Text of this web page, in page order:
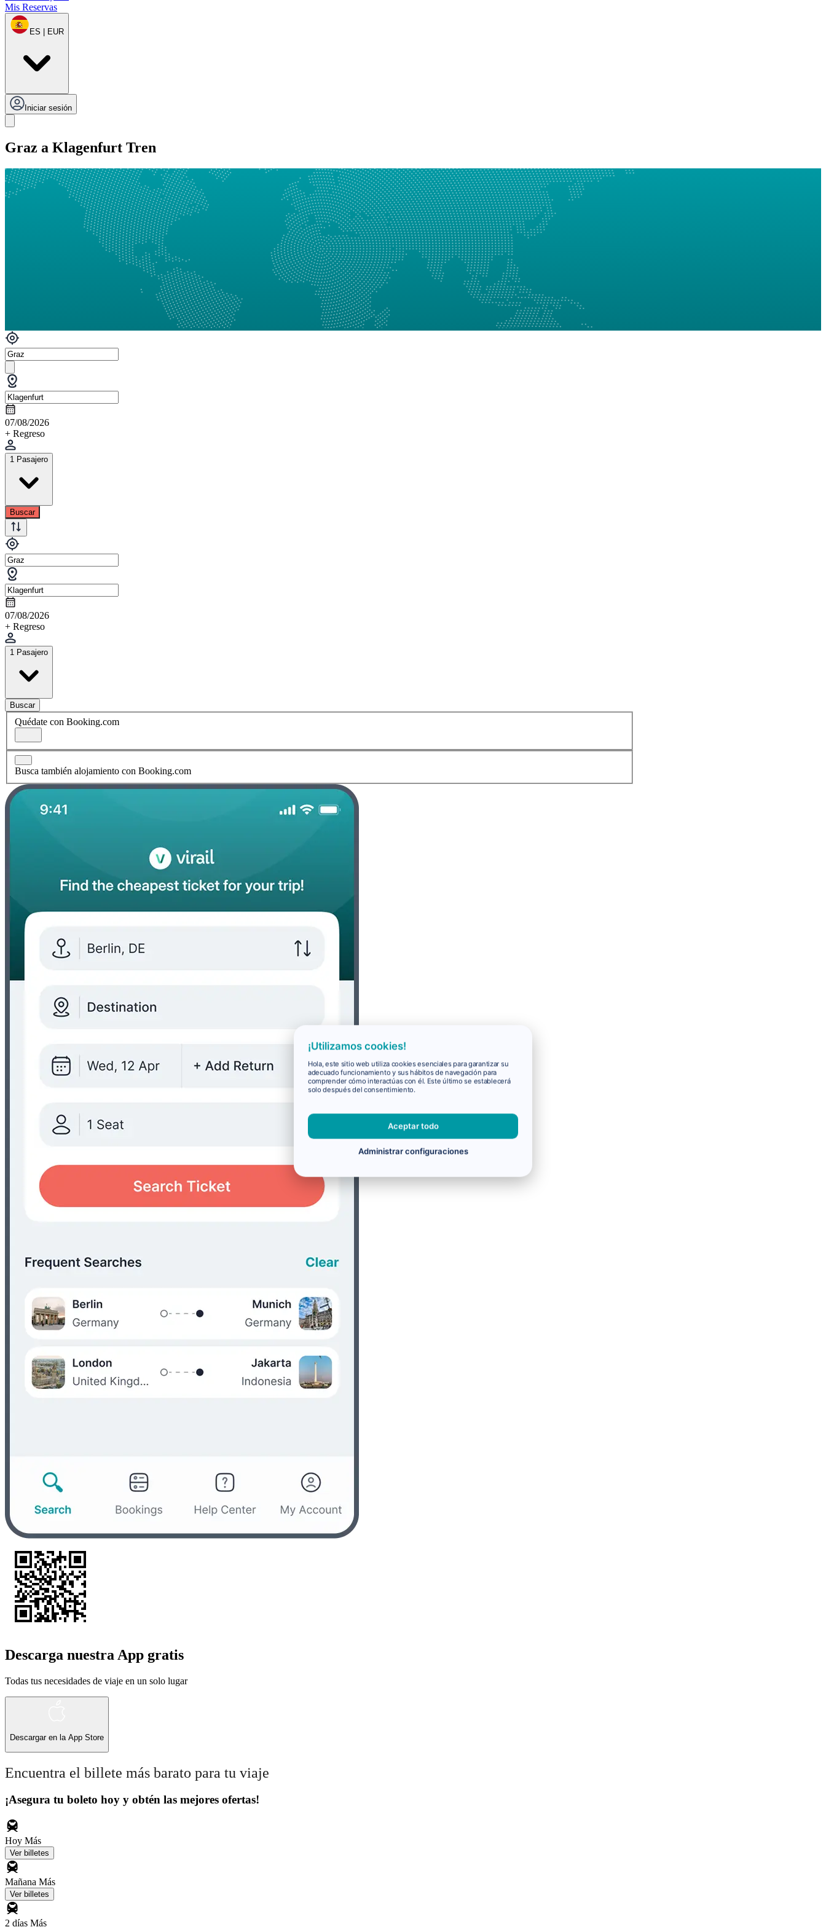
Mis Reservas
ES | EUR
Iniciar sesión
Graz a Klagenfurt Tren
07/08/2026
+ Regreso
1 Pasajero
Buscar
07/08/2026
+ Regreso
1 Pasajero
Buscar
Quédate con Booking.com
Busca también alojamiento con Booking.com
Descarga nuestra App gratis
Todas tus necesidades de viaje en un solo lugar
Descargar en la App Store
Encuentra el billete más barato para tu viaje
¡Asegura tu boleto hoy y obtén las mejores ofertas!
Hoy Más
Ver billetes
Mañana Más
Ver billetes
2 días Más
¡Utilizamos cookies!
Hola, este sitio web utiliza cookies esenciales para garantizar su
adecuado funcionamiento y sus hábitos de navegación para
comprender cómo interactúas con él. Este último se establecerá
solo después del consentimiento.
Aceptar todo
Administrar configuraciones